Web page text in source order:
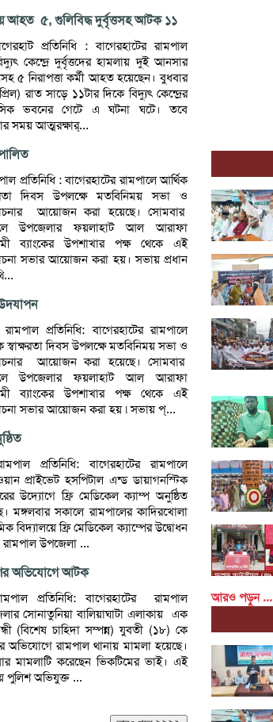
আহত ৫, গুলিবিদ্ধ দুর্বৃত্তসহ আটক ১১
প্রতিনিধি : বাগেরহাটের রামপাল
কেন্দ্রে দুর্বৃত্তদের হামলায় দুই আনসার
৫ নিরাপত্তা কর্মী আহত হয়েছেন। বুধবার
রাত সাড়ে ১১টার দিকে বিদ্যুৎ কেন্দ্রের
ভবনের গেটে এ ঘটনা ঘটে। তবে
সময় আত্মরক্ষার্...
প্রতিনিধি : বাগেরহাটের রামপালে আর্থিক
দিবস উপলক্ষে মতবিনিময় সভা ও
আয়োজন করা হয়েছে। সোমবার
উপজেলার ফয়লাহাট আল আরাফা
ব্যাংকের উপশাখার পক্ষ থেকে এই
সভার আয়োজন করা হয়। সভায় প্রধান
প্রতিনিধি: বাগেরহাটের রামপালে
স্বাক্ষরতা দিবস উপলক্ষে মতবিনিময় সভা ও
আয়োজন করা হয়েছে। সোমবার
উপজেলার ফয়লাহাট আল আরাফা
ব্যাংকের উপশাখার পক্ষ থেকে এই
সভার আয়োজন করা হয় ৷ সভায় প্...
প্রতিনিধি: বাগেরহাটের রামপালে
প্রাইভেট হসপিটাল এন্ড ডায়াগনস্টিক
উদ্যোগে ফ্রি মেডিকেল ক্যাম্প অনুষ্ঠিত
মঙ্গলবার সকালে রামপালের কাদিরখোলা
বিদ্যালয়ে ফ্রি মেডিকেল ক্যাম্পের উদ্বোধন
উপজেলা ...
অভিযোগে আটক
প্রতিনিধি: বাগেরহাটের রামপাল
সোনাতুনিয়া বালিয়াঘাটা এলাকায় এক
(বিশেষ চাহিদা সম্পন্ন) যুবতী (১৮) কে
অভিযোগে রামপাল থানায় মামলা হয়েছে।
মামলাটি করেছেন ভিকটিমের ভাই। এই
পুলিশ অভিযুক্ত ...
আরও পড়ুন ...